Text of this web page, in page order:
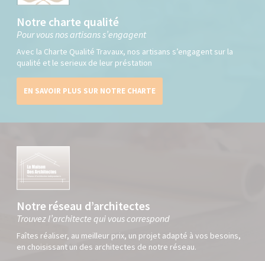
Notre charte qualité
Pour vous nos artisans s’engagent
Avec la Charte Qualité Travaux, nos artisans s’engagent sur la
qualité et le serieux de leur préstation
EN SAVOIR PLUS SUR NOTRE CHARTE
Notre réseau d’architectes
Trouvez l’architecte qui vous correspond
Faîtes réaliser, au meilleur prix, un projet adapté à vos besoins,
en choisissant un des architectes de notre réseau.